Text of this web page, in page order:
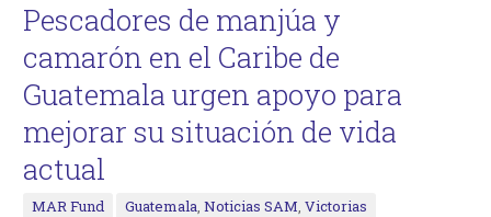
Pescadores de manjúa y
camarón en el Caribe de
Guatemala urgen apoyo para
mejorar su situación de vida
actual
MAR Fund Guatemala,Noticias SAM,Victorias